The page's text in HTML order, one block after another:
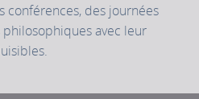
conférences, des journées
philosophiques avec leur